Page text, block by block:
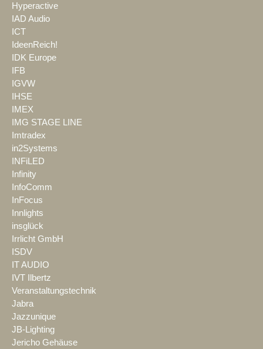
Hyperactive
IAD Audio
ICT
IdeenReich!
IDK Europe
IFB
IGVW
IHSE
IMEX
IMG STAGE LINE
Imtradex
in2Systems
INFiLED
Infinity
InfoComm
InFocus
Innlights
insglück
Irrlicht GmbH
ISDV
IT AUDIO
IVT Ilbertz
Veranstaltungstechnik
Jabra
Jazzunique
JB-Lighting
Jericho Gehäuse